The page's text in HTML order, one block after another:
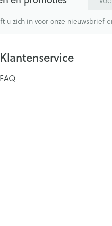
u zich in voor onze nieuwsbrief
Klantenservice
FAQ